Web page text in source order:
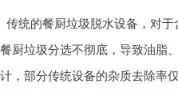
传统的餐厨垃圾脱水设备，对
餐厨垃圾分选不彻底，导致油脂
计，部分传统设备的杂质去除率